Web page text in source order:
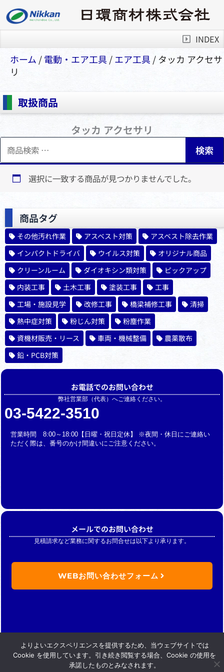
INDEX
ホーム /電動・エア⼯具 /エア⼯具 / タッカ アクセサ
リ
取扱商品
タッカ アクセサリ
検
索
対
検索
選択に一致する商品が見つかりませんでした。
商品タグ
その他汚れ作業 アスベスト対策
アスベスト除去作業
インパクトドライバ
ウイルス対策
オリジナル商品
クリーンルーム
ダイオキシン類対策
ピックアップ
内装工事
土木工事 塗装工事
工事
工場・施設見学
改修工事 橋梁補修工事
清掃
熱中症対策
粉じん対策
粉塵作業
資機材販売・リース
車両・機械整備
農薬散布
鉛・PCB対策
お電話でのお問い合わせ
弊社営業部（代表）へご連絡ください。
03-5422-3510
営業時間 8:00～18:00【日曜・祝日定休】 ※夜間・休日にご連絡い
ただく際は、番号のかけ間違いにご注意ください。
メールでのお問い合わせ
見積請求など業務に関するお問合せは以下より承ります。
WEBお問い合わせフォーム
Copyright (C) Nikkan merchandise .inc. All Rights Reserved.
よりよいエクスペリエンスを提供するため、当ウェブサイトでは
Cookie を使用しています。引き続き閲覧する場合、Cookie の使用を
承諾したものとみなされます。